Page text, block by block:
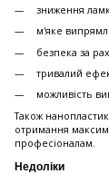
зниження
м'яке
безпека за
тривалий
можливість
Також
отримання
професіоналам.
Недоліки